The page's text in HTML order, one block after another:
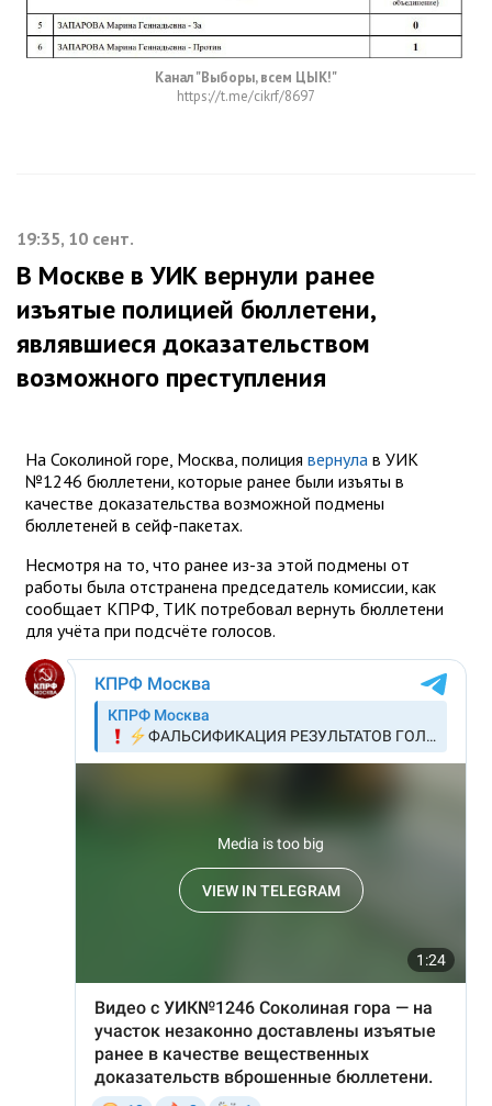
Канал "Выборы, всем ЦЫК!"
https://t.me/cikrf/8697
19:35, 10 сент.
В Москве в УИК вернули ранее
изъятые полицией бюллетени,
являвшиеся доказательством
возможного преступления
На Соколиной горе, Москва, полиция вернула в УИК
№1246 бюллетени, которые ранее были изъяты в
качестве доказательства возможной подмены
бюллетеней в сейф-пакетах.
Несмотря на то, что ранее из-за этой подмены от
работы была отстранена председатель комиссии, как
сообщает КПРФ, ТИК потребовал вернуть бюллетени
для учёта при подсчёте голосов.